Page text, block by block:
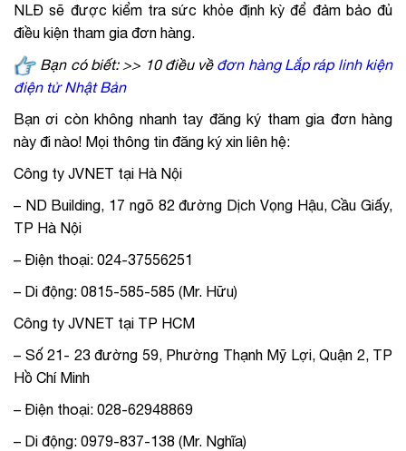
NLĐ sẽ được kiểm tra sức khỏe định kỳ để đảm bảo đủ
điều kiện tham gia đơn hàng.
Bạn có biết: >> 10 điều về đơn hàng Lắp ráp linh kiện
điện tử Nhật Bản
Bạn ơi còn không nhanh tay đăng ký tham gia đơn hàng
này đi nào! Mọi thông tin đăng ký xin liên hệ:
Công ty JVNET tại Hà Nội
– ND Building, 17 ngõ 82 đường Dịch Vọng Hậu, Cầu Giấy,
TP Hà Nội
– Điện thoại: 024-37556251
– Di động: 0815-585-585 (Mr. Hữu)
Công ty JVNET tại TP HCM
– Số 21- 23 đường 59, Phường Thạnh Mỹ Lợi, Quận 2, TP
Hồ Chí Minh
– Điện thoại: 028-62948869
– Di động: 0979-837-138 (Mr. Nghĩa)